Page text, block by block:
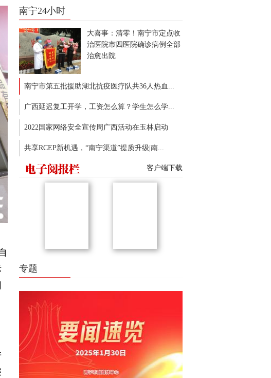
南宁24小时
大喜事：清零！南宁市定点收
治医院市四医院确诊病例全部
治愈出院
南宁市第五批援助湖北抗疫医疗队共36人热血...
广西延迟复工开学，工资怎么算？学生怎么学...
2022国家网络安全宣传周广西活动在玉林启动
共享RCEP新机遇，“南宁渠道”提质升级|南...
客户端下载
专题